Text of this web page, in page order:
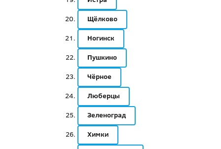
Щёлково
Ногинск
Пушкино
Чёрное
Люберцы
Зеленоград
Химки